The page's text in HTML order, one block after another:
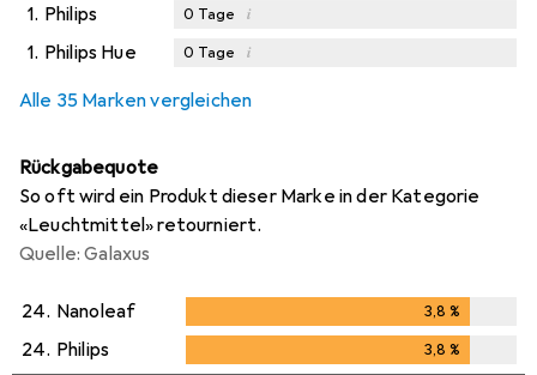
1. Philips 0 Tage i
1. Philips Hue 0 Tage i
Alle 35 Marken vergleichen
Rückgabequote
So oft wird ein Produkt dieser Marke in der Kategorie
«Leuchtmittel» retourniert.
Quelle: Galaxus
24. Nanoleaf 3,8 %
3,8%
24. Philips 3,8 %